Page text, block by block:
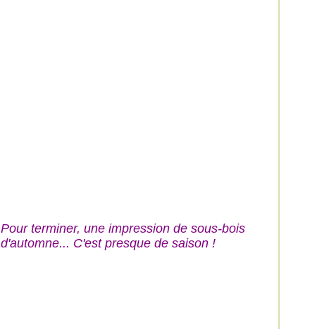
Pour terminer, une impression de sous-bois
d'automne... C'est presque de saison !